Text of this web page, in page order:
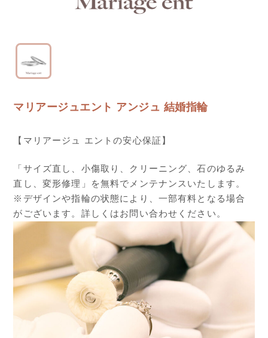
マリアージュエント アンジュ 結婚指輪
【マリアージュ エントの安心保証】
「サイズ直し、小傷取り、クリーニング、石のゆるみ
直し、変形修理」を無料でメンテナンスいたします。
※デザインや指輪の状態により、一部有料となる場合
がございます。詳しくはお問い合わせください。